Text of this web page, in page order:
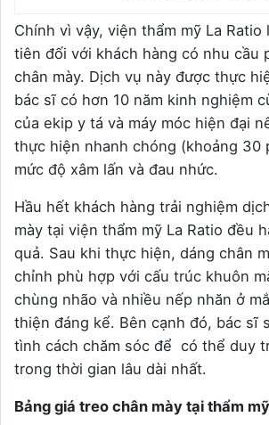
Chính vì vậy, viện thẩm mỹ La Ratio
tiên đối với khách hàng có nhu cầu
chân mày. Dịch vụ này được thực
bác sĩ có hơn 10 năm kinh nghiệm
của ekip y tá và máy móc hiện đại
thực hiện nhanh chóng (khoảng 30
mức độ xâm lấn và đau nhức.
Hầu hết khách hàng trải nghiệm
mày tại viện thẩm mỹ La Ratio đều
quả. Sau khi thực hiện, dáng chân
chỉnh phù hợp với cấu trúc khuôn
chùng nhão và nhiều nếp nhăn ở
thiện đáng kể. Bên cạnh đó, bác sĩ
tình cách chăm sóc để có thể duy
trong thời gian lâu dài nhất.
Bảng giá treo chân mày tại thẩm